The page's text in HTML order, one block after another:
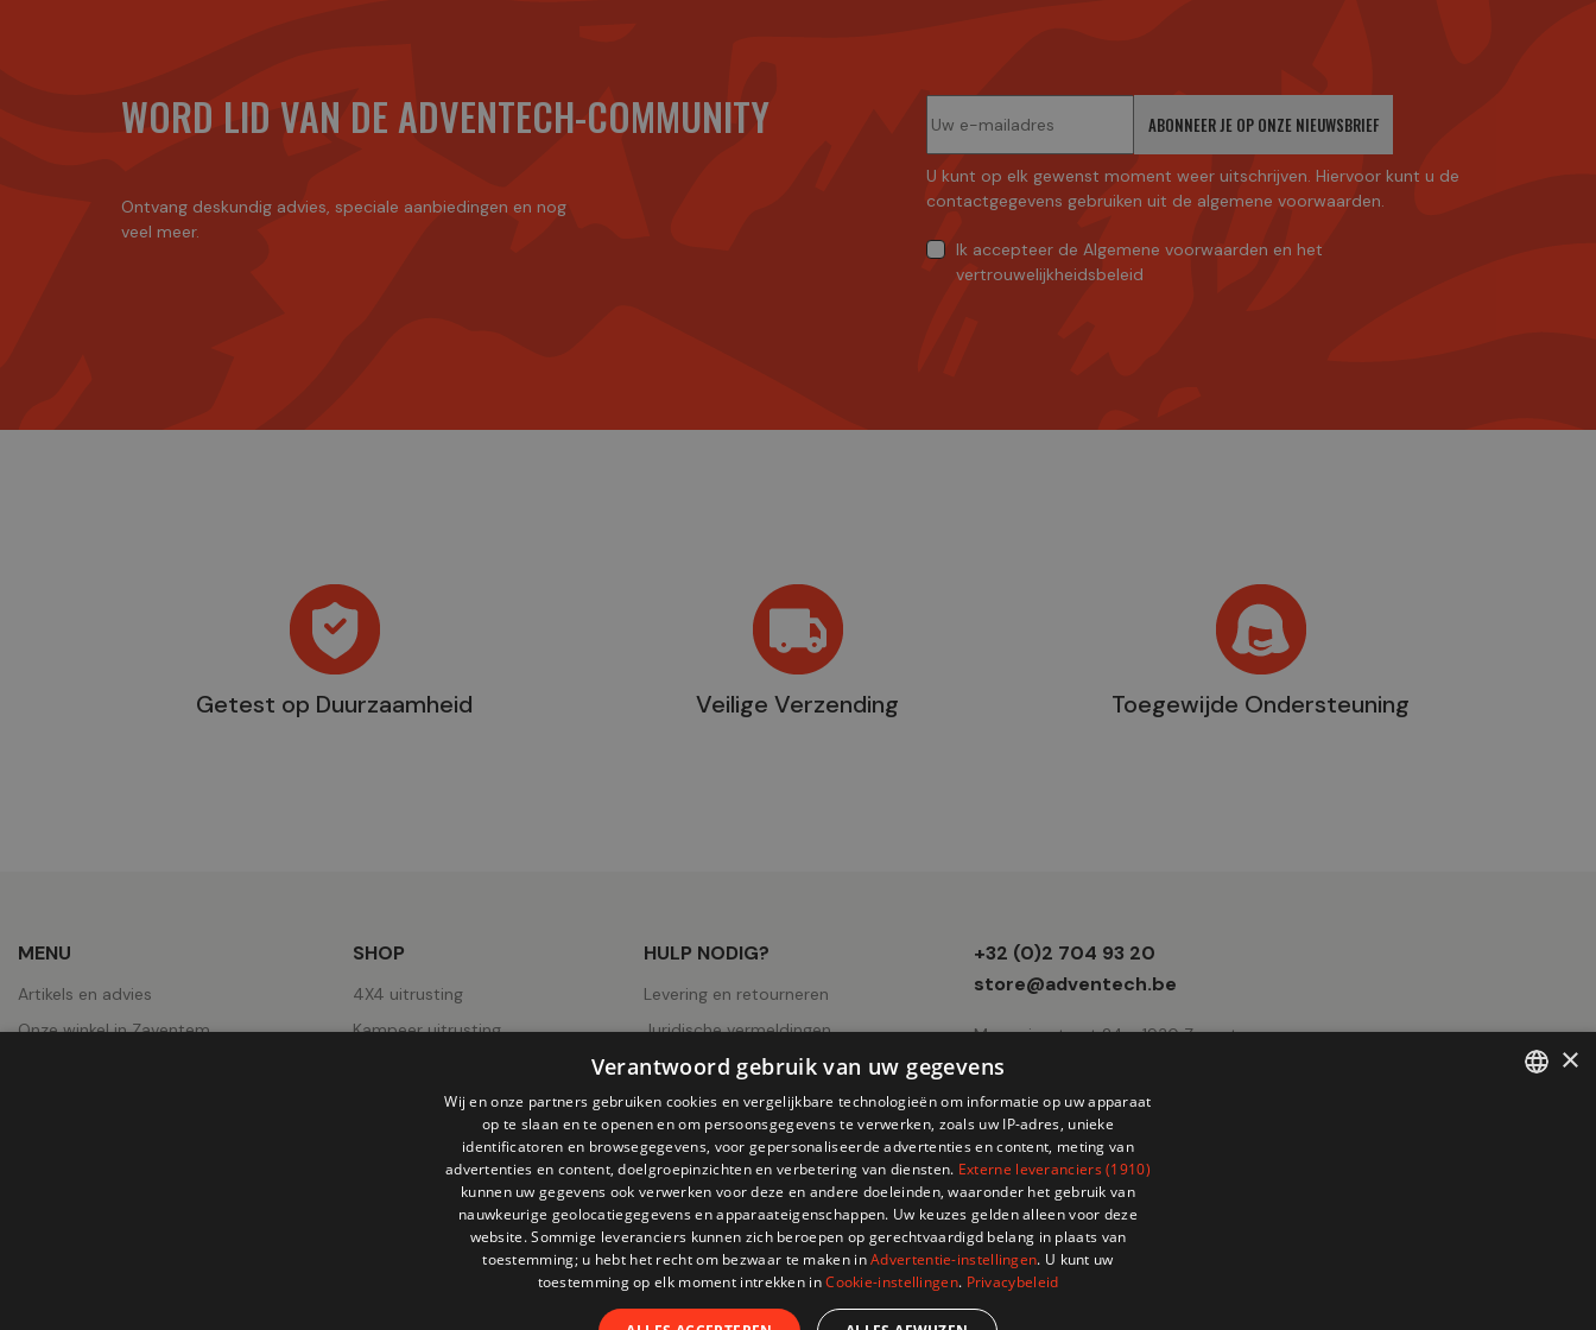
WORD LID VAN DE ADVENTECH-COMMUNITY
Ontvang deskundig advies, speciale aanbiedingen en nog
veel meer.
ABONNEER JE OP ONZE NIEUWSBRIEF
U kunt op elk gewenst moment weer uitschrijven. Hiervoor kunt u de
contactgegevens gebruiken uit de algemene voorwaarden.
Ik accepteer de Algemene voorwaarden en het
vertrouwelijkheidsbeleid
Getest op Duurzaamheid Veilige Verzending Toegewijde Ondersteuning
MENU
Artikels en advies
Onze winkel in Zaventem
SHOP
4X4 uitrusting
Kampeer uitrusting
HULP NODIG?
Levering en retourneren
Juridische vermeldingen
Gebruiksvoorwaarden
AVV
Cookies pagina
Privacy
Winkel
informatie
+32 (0)2 704 93 20
store@adventech.be
Mercuriusstraat 24 - 1930 Zaventem
×
Verantwoord gebruik van uw gegevens
Wij en onze partners gebruiken cookies en vergelijkbare technologieën om informatie op uw apparaat
op te slaan en te openen en om persoonsgegevens te verwerken, zoals uw IP-adres, unieke
identificatoren en browsegegevens, voor gepersonaliseerde advertenties en content, meting van
advertenties en content, doelgroepinzichten en verbetering van diensten. Externe leveranciers (1910)
kunnen uw gegevens ook verwerken voor deze en andere doeleinden, waaronder het gebruik van
nauwkeurige geolocatiegegevens en apparaateigenschappen. Uw keuzes gelden alleen voor deze
website. Sommige leveranciers kunnen zich beroepen op gerechtvaardigd belang in plaats van
toestemming; u hebt het recht om bezwaar te maken inAdvertentie-instellingen. U kunt uw
toestemming op elk moment intrekken inCookie-instellingen. Privacybeleid